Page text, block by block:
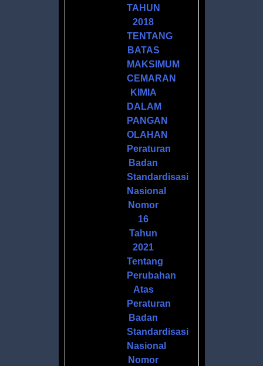
TAHUN
2018
TENTANG
BATAS
MAKSIMUM
CEMARAN
KIMIA
DALAM
PANGAN
OLAHAN
Peraturan
Badan
Standardisasi
Nasional
Nomor
16
Tahun
2021
Tentang
Perubahan
Atas
Peraturan
Badan
Standardisasi
Nasional
Nomor